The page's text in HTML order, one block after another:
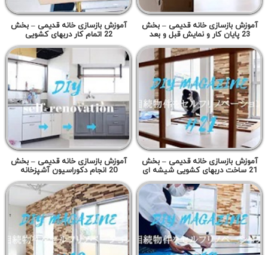
آموزش بازسازی خانه قدیمی – بخش
23 پایان کار و نمایش قبل و بعد
آموزش بازسازی خانه قدیمی – بخش
22 اتمام کار دربهای کشویی
آموزش بازسازی خانه قدیمی – بخش
21 ساخت دربهای کشویی شیشه ای
آموزش بازسازی خانه قدیمی – بخش
20 انجام دکوراسیون آشپزخانه